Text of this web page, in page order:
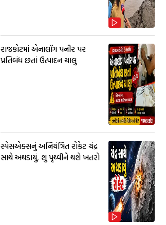
રાજકોટમાં એનાલૉગ પનીર પર
પ્રતિબંધ છતાં ઉત્પાદન ચાલુ
સ્પેસએક્સનું અનિયંત્રિત રોકેટ ચંદ્ર
સાથે અથડાયું, શુ પૃથ્વીને થશે ખતરો